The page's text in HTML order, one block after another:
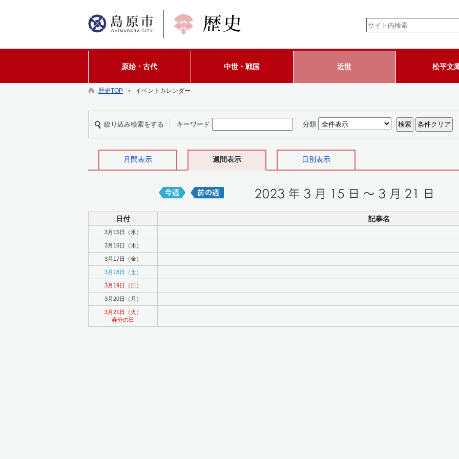
原始・古代 中世・戦国 近世 松平文
歴史TOP ＞ イベントカレンダー
絞り込み検索をする キーワード 分類
月間表示 週間表示 日別表示
日付 記事名
3月15日（水）
3月16日（木）
3月17日（金）
3月18日（土）
3月19日（日）
3月20日（月）
3月21日（火）
春分の日